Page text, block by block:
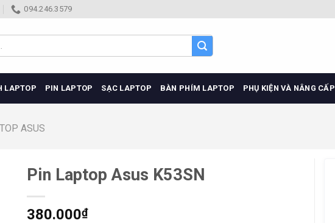
094.246.3579
LAPTOP PIN LAPTOP SẠC LAPTOP BÀN PHÍM LAPTOP PHỤ KIỆN VÀ NÂNG CẤP
ASUS
Pin Laptop Asus K53SN
380.000₫